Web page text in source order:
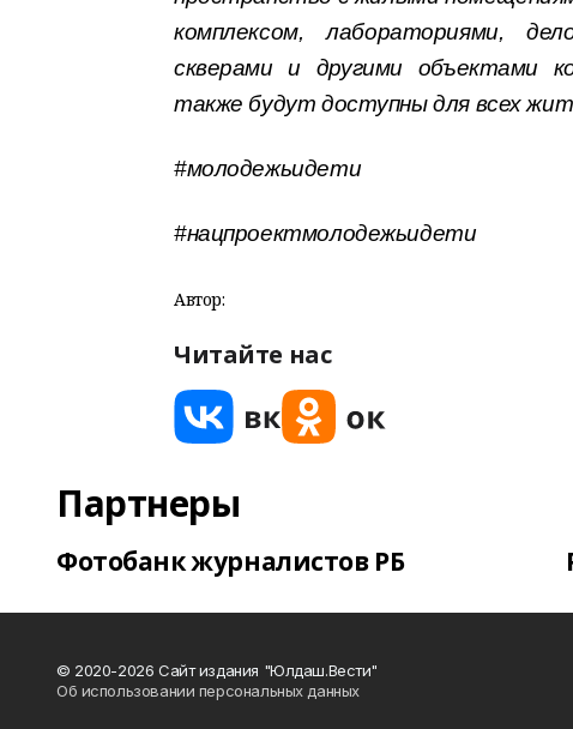
комплексом, лабораториями,
скверами и другими объектами
также будут доступны для всех
#молодежьидети
#нацпроектмолодежьидети
Автор:
Читайте нас
Партнеры
Фотобанк журналистов РБ
© 2020-2026 Сайт издания "Юлдаш.Вести"
Об использовании персональных данных